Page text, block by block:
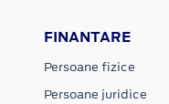
FINANTARE
Persoane fizice
Persoane juridice